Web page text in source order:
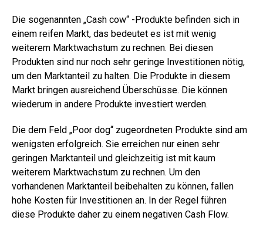
Die sogenannten „Cash cow“ -Produkte befinden sich in
einem reifen Markt, das bedeutet es ist mit wenig
weiterem Marktwachstum zu rechnen. Bei diesen
Produkten sind nur noch sehr geringe Investitionen nötig,
um den Marktanteil zu halten. Die Produkte in diesem
Markt bringen ausreichend Überschüsse. Die können
wiederum in andere Produkte investiert werden.
Die dem Feld „Poor dog“ zugeordneten Produkte sind am
wenigsten erfolgreich. Sie erreichen nur einen sehr
geringen Marktanteil und gleichzeitig ist mit kaum
weiterem Marktwachstum zu rechnen. Um den
vorhandenen Marktanteil beibehalten zu können, fallen
hohe Kosten für Investitionen an. In der Regel führen
diese Produkte daher zu einem negativen Cash Flow.